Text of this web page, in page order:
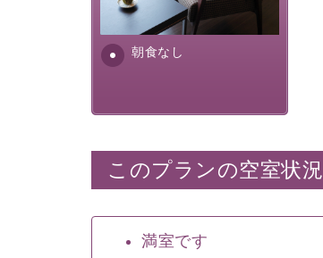
朝食なし
合は朝食付きのプランをお選
びくださいませ。
このプランの空室状況
満室です